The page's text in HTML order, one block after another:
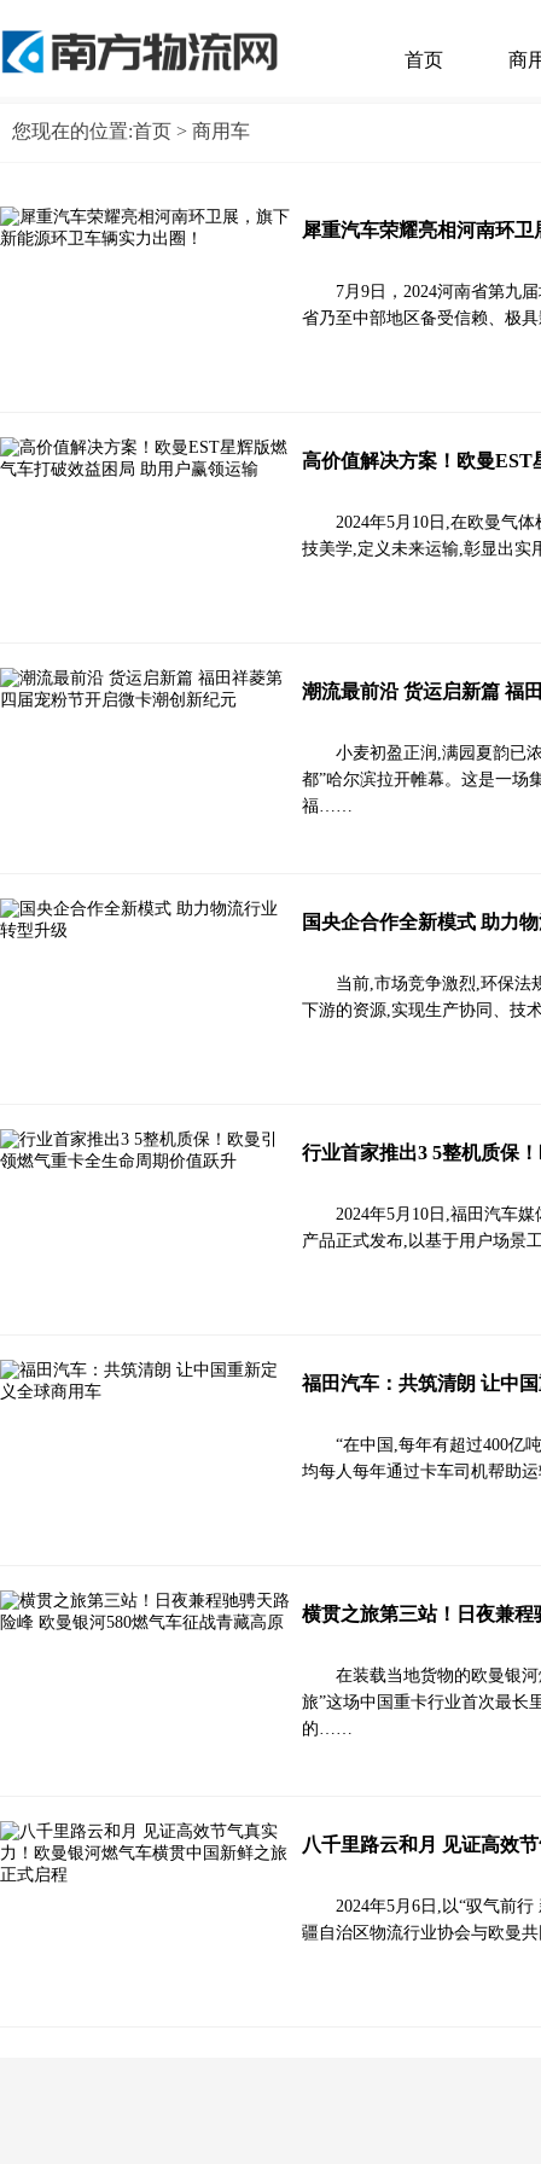
首页 商
您现在的位置:首页 > 商用车
犀重汽车荣耀亮相河南环
7月9日，2024河南省第九
省乃至中部地区备受信赖、极
高价值解决方案！欧曼
2024年5月10日,在欧曼气
技美学,定义未来运输,彰显出
潮流最前沿 货运启新篇 福
小麦初盈正润,满园夏韵已
都”哈尔滨拉开帷幕。这是一场
福……
国央企合作全新模式 助力
当前,市场竞争激烈,环保法
下游的资源,实现生产协同、技
行业首家推出3 5整机质保
2024年5月10日,福田汽车
产品正式发布,以基于用户场景
福田汽车：共筑清朗 让中
“在中国,每年有超过400亿
均每人每年通过卡车司机帮助
横贯之旅第三站！日夜兼
在装载当地货物的欧曼银
旅”这场中国重卡行业首次最长
的……
八千里路云和月 见证高效
2024年5月6日,以“驭气前
疆自治区物流行业协会与欧曼